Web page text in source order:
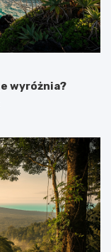
wyróżnia?